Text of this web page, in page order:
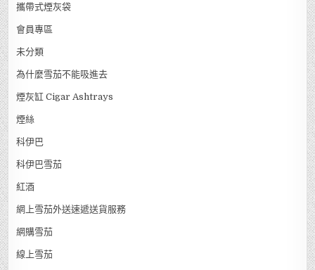
攜帶式煙灰袋
會員專區
未分類
為什麼雪茄不能吸進去
煙灰缸 Cigar Ashtrays
煙絲
科伊巴
科伊巴雪茄
紅酒
網上雪茄外送速遞送貨服務
網購雪茄
線上雪茄